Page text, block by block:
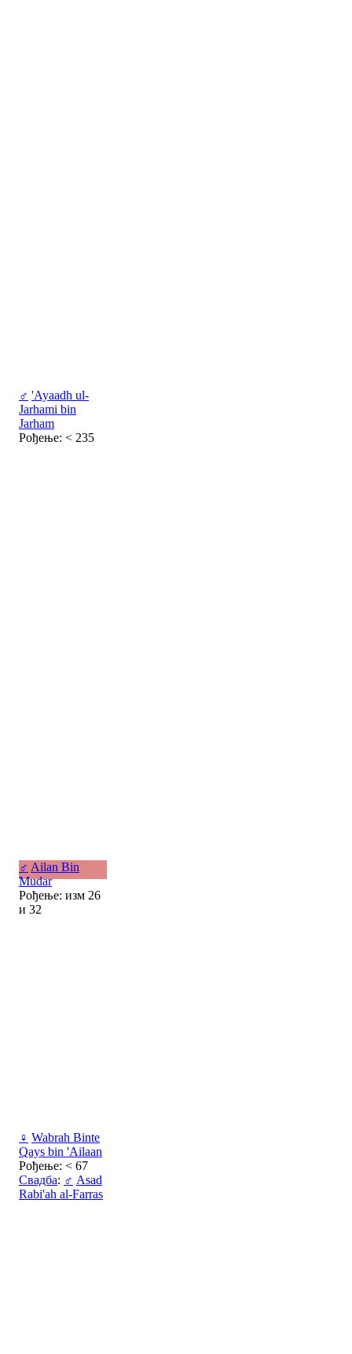
♂ 'Ayaadh ul-
Jarhami bin
Jarham
Рођење: < 235
♂ Ailan Bin
Mudar
Рођење: изм 26
и 32
♀ Wabrah Binte
Qays bin 'Ailaan
Рођење: < 67
Свадба: ♂ Asad
Rabi'ah al-Farras